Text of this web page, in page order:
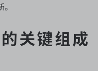
关键组成